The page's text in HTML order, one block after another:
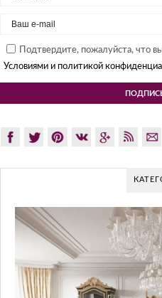
Подтвердите, пожалуйста, что
Условиями и политикой
GLAZOV
Glazov Design Group-